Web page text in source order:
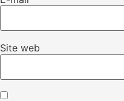
Site web